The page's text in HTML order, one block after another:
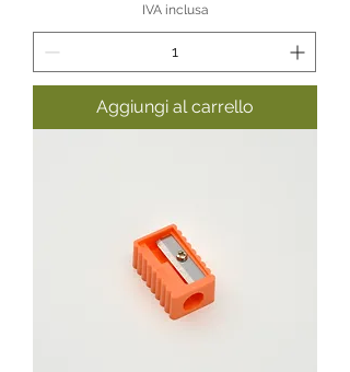
IVA inclusa
Aggiungi al carrello